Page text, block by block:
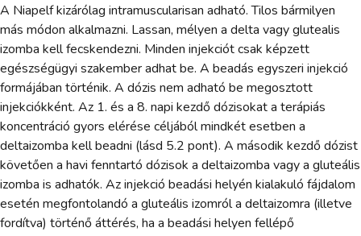
A Niapelf kizárólag intramuscularisan adható. Tilos bármilyen
más módon alkalmazni. Lassan, mélyen a delta vagy glutealis
izomba kell fecskendezni. Minden injekciót csak képzett
egészségügyi szakember adhat be. A beadás egyszeri injekció
formájában történik. A dózis nem adható be megosztott
injekciókként. Az 1. és a 8. napi kezdő dózisokat a terápiás
koncentráció gyors elérése céljából mindkét esetben a
deltaizomba kell beadni (lásd 5.2 pont). A második kezdő dózist
követően a havi fenntartó dózisok a deltaizomba vagy a gluteális
izomba is adhatók. Az injekció beadási helyén kialakuló fájdalom
esetén megfontolandó a gluteális izomról a deltaizomra (illetve
fordítva) történő áttérés, ha a beadási helyen fellépő